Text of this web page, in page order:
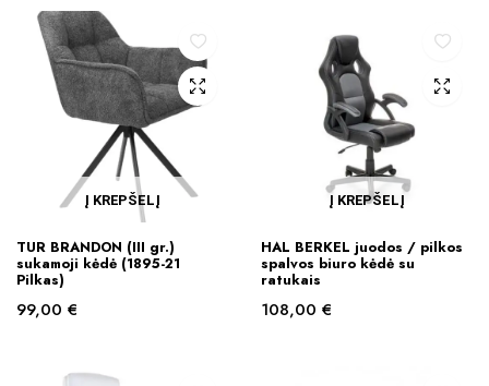
Į KREPŠELĮ
TUR BRANDON (III gr.)
sukamoji kėdė (1895-21
Pilkas)
99,00 €
Į KREPŠELĮ
HAL BERKEL juodos / pilkos
spalvos biuro kėdė su
ratukais
108,00 €